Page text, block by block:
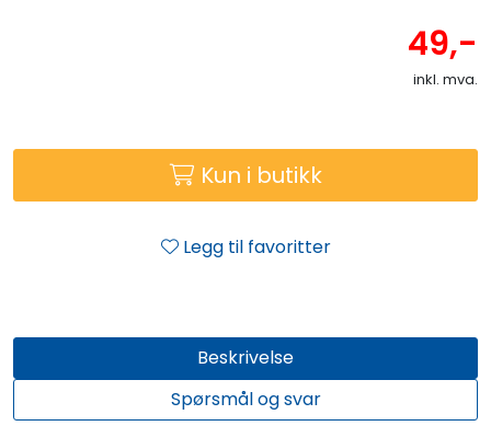
49,-
inkl. mva.
Kun i butikk
Legg til favoritter
Beskrivelse
Spørsmål og svar